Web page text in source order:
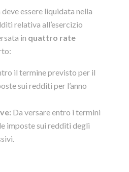
essere liquidata nella
relativa all’esercizio
in quattro rate
il termine previsto per il
sui redditi per l’anno
Da versare entro i termini
imposte sui redditi degli